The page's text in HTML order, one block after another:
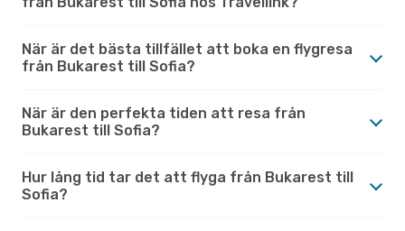
När är det bästa tillfället att boka en flygresa
från Bukarest till Sofia?
När är den perfekta tiden att resa från
Bukarest till Sofia?
Hur lång tid tar det att flyga från Bukarest till
Sofia?